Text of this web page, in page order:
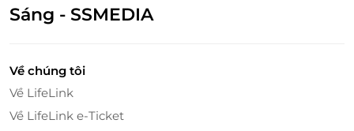
Sáng - SSMEDIA
Về chúng tôi
Về LifeLink
Về LifeLink e-Ticket